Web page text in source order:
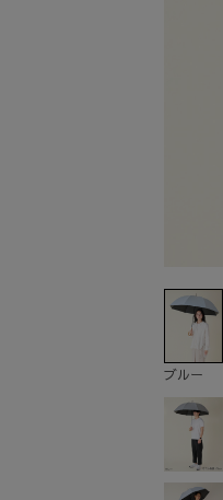
ブルー